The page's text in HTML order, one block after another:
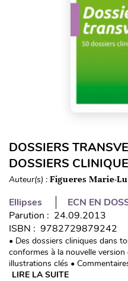
DOSSIERS
DOSSIERS
Auteur(s) : Figueres Marie-
Ellipses
ECN EN
Parution : 24.09.2013
ISBN : 9782729879242
• Des dossiers cliniques dans
conformes à la nouvelle
illustrations clés •
LIRE LA SUITE